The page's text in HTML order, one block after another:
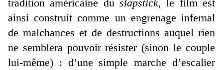
tradition américaine du slapstick, le film est
ainsi construit comme un engrenage infernal
de malchances et de destructions auquel rien
ne semblera pouvoir résister (sinon le couple
lui-même) : d’une simple marche d’escalier